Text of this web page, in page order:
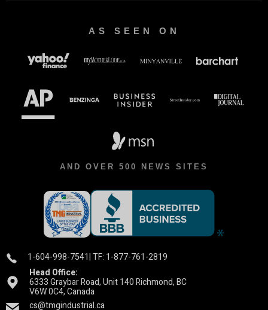
AS SEEN ON
AND OVER 500 NEWS SITES
1-604-998-7541| TF: 1-877-761-2819
Head Office:
6333 Graybar Road, Unit 140 Richmond, BC
V6W 0C4, Canada
cs@tmgindustrial.ca